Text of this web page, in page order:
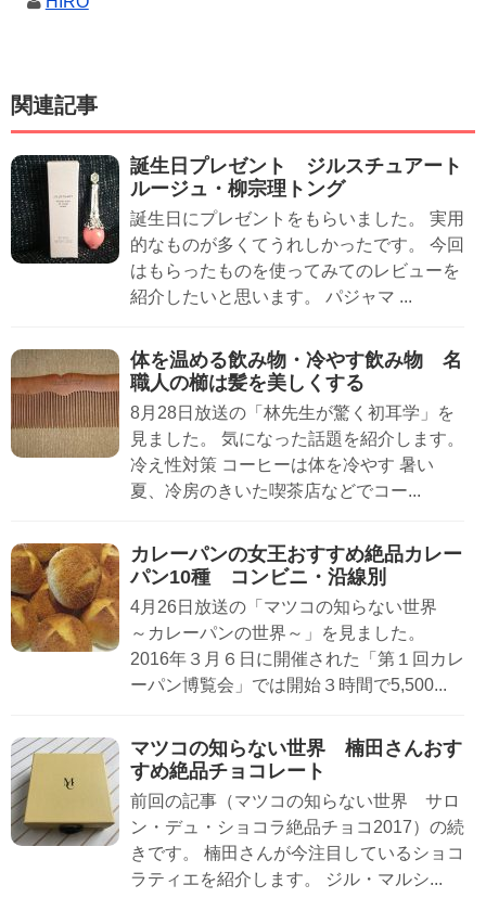
関連記事
誕生日プレゼント ジルスチュアート
ルージュ・柳宗理トング
誕生日にプレゼントをもらいました。 実用
的なものが多くてうれしかったです。 今回
はもらったものを使ってみてのレビューを
紹介したいと思います。 パジャマ ...
体を温める飲み物・冷やす飲み物 名
職人の櫛は髪を美しくする
8月28日放送の「林先生が驚く初耳学」を
見ました。 気になった話題を紹介します。
冷え性対策 コーヒーは体を冷やす 暑い
夏、冷房のきいた喫茶店などでコー...
カレーパンの女王おすすめ絶品カレー
パン10種 コンビニ・沿線別
4月26日放送の「マツコの知らない世界
～カレーパンの世界～」を見ました。
2016年３月６日に開催された「第１回カレ
ーパン博覧会」では開始３時間で5,500...
マツコの知らない世界 楠田さんおす
すめ絶品チョコレート
前回の記事（マツコの知らない世界 サロ
ン・デュ・ショコラ絶品チョコ2017）の続
きです。 楠田さんが今注目しているショコ
ラティエを紹介します。 ジル・マルシ...